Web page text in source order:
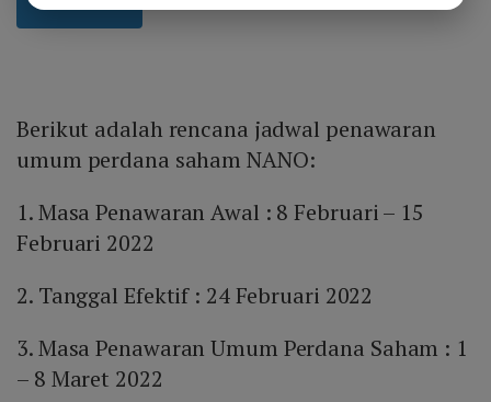
Berikut adalah rencana jadwal penawaran
umum perdana saham NANO:
1. Masa Penawaran Awal : 8 Februari – 15
Februari 2022
2. Tanggal Efektif : 24 Februari 2022
3. Masa Penawaran Umum Perdana Saham : 1
– 8 Maret 2022